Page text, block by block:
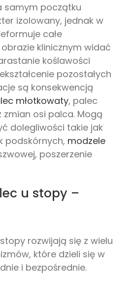
samym początku
izolowany, jednak w
całe
klinicznym widać
koślawości
pozostałych
są konsekwencją
młotkowaty, palec
osi palca. Mogą
dolegliwości takie jak
podskórnych, modzele
poszerzenie
u stopy –
rozwijają się z wielu
które dzieli się w
i bezpośrednie.